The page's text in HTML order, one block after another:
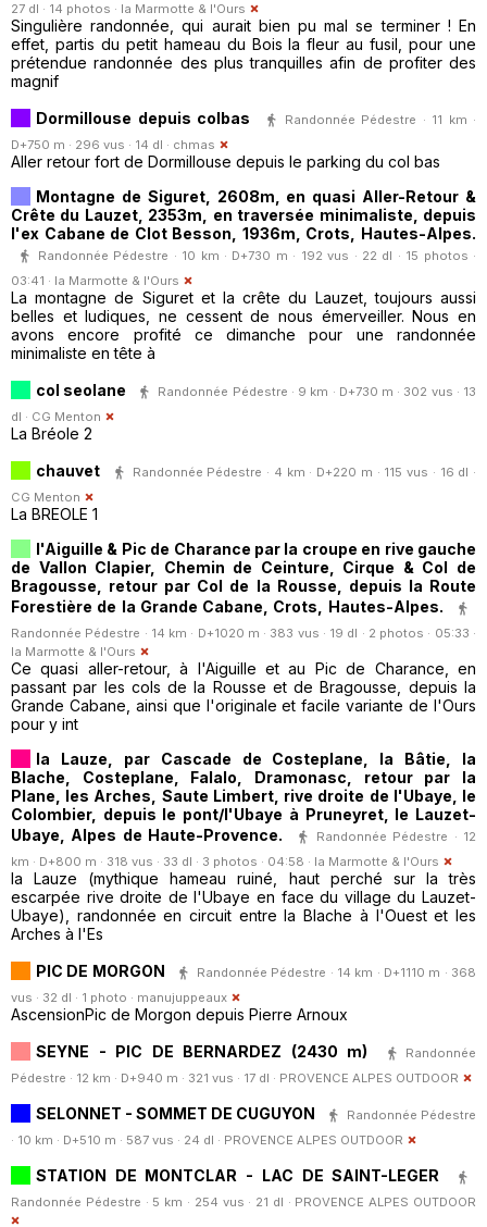
27 dl · 14 photos · la Marmotte & l'Ours
Singulière randonnée, qui aurait bien pu mal se terminer ! En
effet, partis du petit hameau du Bois la fleur au fusil, pour une
prétendue randonnée des plus tranquilles afin de profiter des
magnif
Dormillouse depuis colbas
Randonnée Pédestre · 11 km ·
D+750 m · 296 vus · 14 dl · chmas
Aller retour fort de Dormillouse depuis le parking du col bas
Montagne de Siguret, 2608m, en quasi Aller-Retour &
Crête du Lauzet, 2353m, en traversée minimaliste, depuis
l'ex Cabane de Clot Besson, 1936m, Crots, Hautes-Alpes.
Randonnée Pédestre · 10 km · D+730 m · 192 vus · 22 dl · 15 photos ·
03:41 · la Marmotte & l'Ours
La montagne de Siguret et la crête du Lauzet, toujours aussi
belles et ludiques, ne cessent de nous émerveiller. Nous en
avons encore profité ce dimanche pour une randonnée
minimaliste en tête à
col seolane
Randonnée Pédestre · 9 km · D+730 m · 302 vus · 13
dl · CG Menton
La Bréole 2
chauvet
Randonnée Pédestre · 4 km · D+220 m · 115 vus · 16 dl ·
CG Menton
La BREOLE 1
l'Aiguille & Pic de Charance par la croupe en rive gauche
de Vallon Clapier, Chemin de Ceinture, Cirque & Col de
Bragousse, retour par Col de la Rousse, depuis la Route
Forestière de la Grande Cabane, Crots, Hautes-Alpes.
Randonnée Pédestre · 14 km · D+1020 m · 383 vus · 19 dl · 2 photos · 05:33 ·
la Marmotte & l'Ours
Ce quasi aller-retour, à l'Aiguille et au Pic de Charance, en
passant par les cols de la Rousse et de Bragousse, depuis la
Grande Cabane, ainsi que l'originale et facile variante de l'Ours
pour y int
la Lauze, par Cascade de Costeplane, la Bâtie, la
Blache, Costeplane, Falalo, Dramonasc, retour par la
Plane, les Arches, Saute Limbert, rive droite de l'Ubaye, le
Colombier, depuis le pont/l'Ubaye à Pruneyret, le Lauzet-
Ubaye, Alpes de Haute-Provence.
Randonnée Pédestre · 12
km · D+800 m · 318 vus · 33 dl · 3 photos · 04:58 · la Marmotte & l'Ours
la Lauze (mythique hameau ruiné, haut perché sur la très
escarpée rive droite de l'Ubaye en face du village du Lauzet-
Ubaye), randonnée en circuit entre la Blache à l'Ouest et les
Arches à l'Es
PIC DE MORGON
Randonnée Pédestre · 14 km · D+1110 m · 368
vus · 32 dl · 1 photo · manujuppeaux
AscensionPic de Morgon depuis Pierre Arnoux
SEYNE - PIC DE BERNARDEZ (2430 m)
Randonnée
Pédestre · 12 km · D+940 m · 321 vus · 17 dl · PROVENCE ALPES OUTDOOR
SELONNET - SOMMET DE CUGUYON
Randonnée Pédestre
· 10 km · D+510 m · 587 vus · 24 dl · PROVENCE ALPES OUTDOOR
STATION DE MONTCLAR - LAC DE SAINT-LEGER
Randonnée Pédestre · 5 km · 254 vus · 21 dl · PROVENCE ALPES OUTDOOR